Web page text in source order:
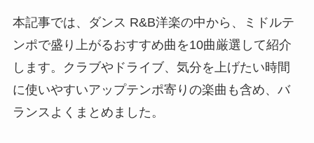
本記事では、ダンス R&B洋楽の中から、ミドルテ
ンポで盛り上がるおすすめ曲を10曲厳選して紹介
します。クラブやドライブ、気分を上げたい時間
に使いやすいアップテンポ寄りの楽曲も含め、バ
ランスよくまとめました。